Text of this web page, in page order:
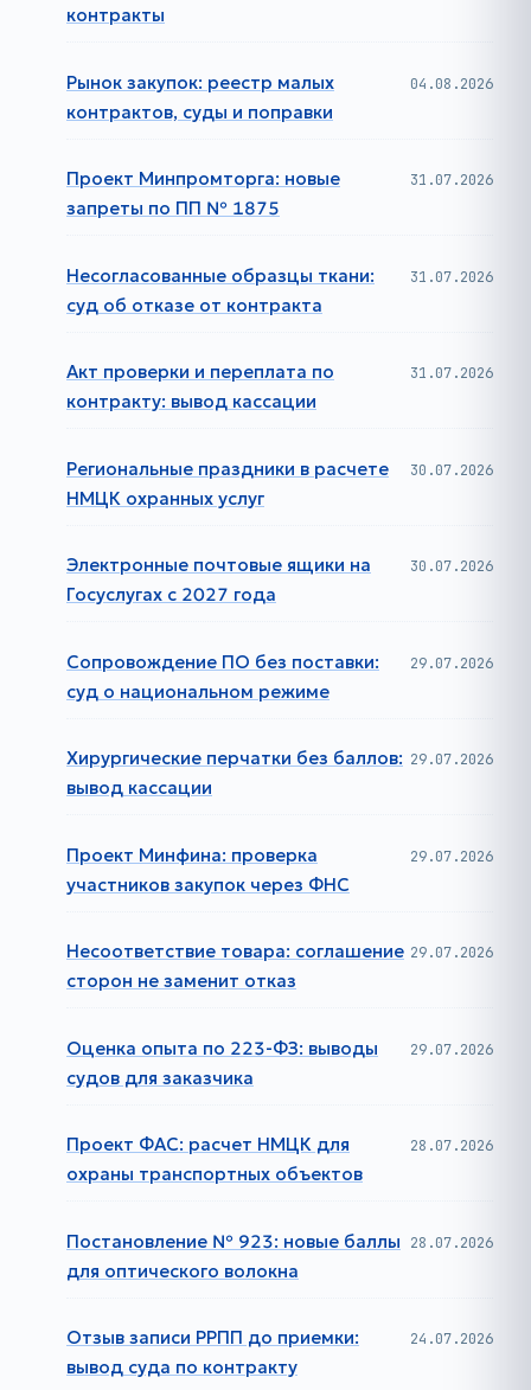
контракты
Рынок закупок: реестр малых
контрактов, суды и поправки
04.08.2026
Проект Минпромторга: новые
запреты по ПП № 1875
31.07.2026
Несогласованные образцы ткани:
суд об отказе от контракта
31.07.2026
Акт проверки и переплата по
контракту: вывод кассации
31.07.2026
Региональные праздники в расчете
НМЦК охранных услуг
30.07.2026
Электронные почтовые ящики на
Госуслугах с 2027 года
30.07.2026
Сопровождение ПО без поставки:
суд о национальном режиме
29.07.2026
Хирургические перчатки без баллов:
вывод кассации
29.07.2026
Проект Минфина: проверка
участников закупок через ФНС
29.07.2026
Несоответствие товара: соглашение
сторон не заменит отказ
29.07.2026
Оценка опыта по 223-ФЗ: выводы
судов для заказчика
29.07.2026
Проект ФАС: расчет НМЦК для
охраны транспортных объектов
28.07.2026
Постановление № 923: новые баллы
для оптического волокна
28.07.2026
Отзыв записи РРПП до приемки:
вывод суда по контракту
24.07.2026